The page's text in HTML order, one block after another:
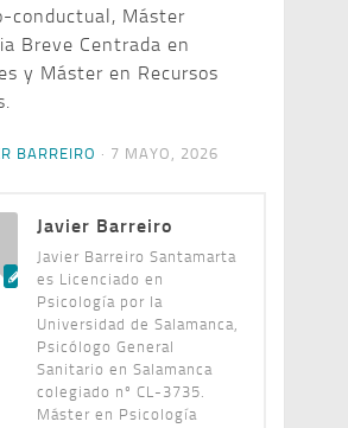
conductual, Máster
Breve Centrada en
y Máster en Recursos
BARREIRO · 7 MAYO, 2026
Javier Barreiro
Javier Barreiro Santamarta
es Licenciado en
Psicología por la
Universidad de Salamanca,
Psicólogo General
Sanitario en Salamanca
colegiado nº CL-3735.
Máster en Psicología